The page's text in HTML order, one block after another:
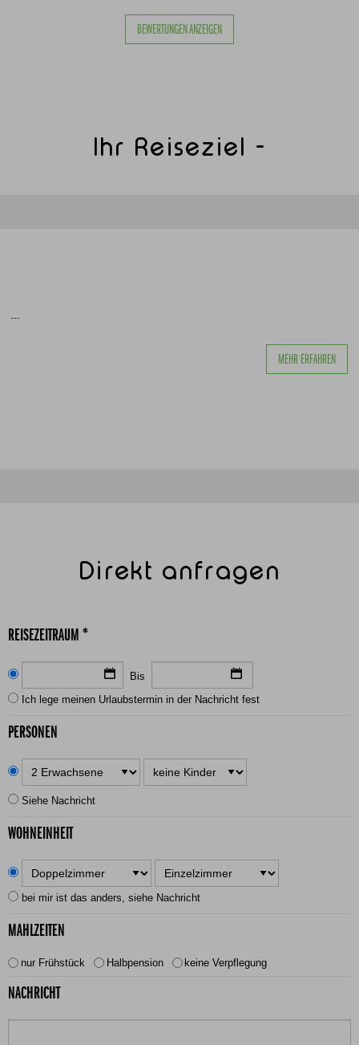
BEWERTUNGEN ANZEIGEN
Ihr Reiseziel -
MEHR ERFAHREN
Direkt anfragen
REISEZEITRAUM *
Bis
Ich lege meinen Urlaubstermin in der Nachricht fest
PERSONEN
Siehe Nachricht
WOHNEINHEIT
bei mir ist das anders, siehe Nachricht
MAHLZEITEN
nur Frühstück Halbpension keine Verpflegung
NACHRICHT